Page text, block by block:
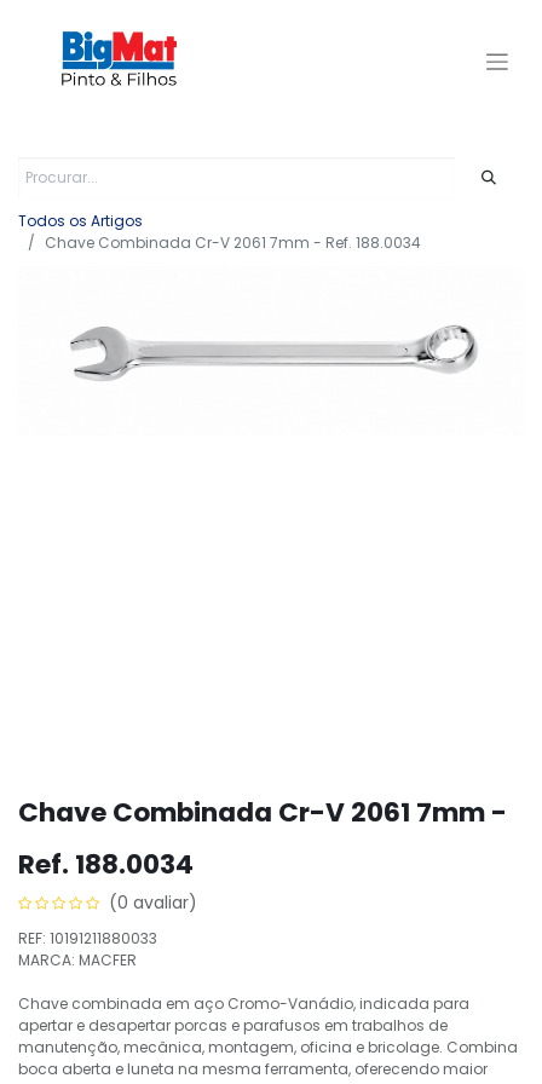
Todos os Artigos
Chave Combinada Cr-V 2061 7mm - Ref. 188.0034
Chave Combinada Cr-V 2061 7mm -
Ref. 188.0034
(0 avaliar)
REF: 10191211880033
MARCA: MACFER
Chave combinada em aço Cromo-Vanádio, indicada para
apertar e desapertar porcas e parafusos em trabalhos de
manutenção, mecânica, montagem, oficina e bricolage. Combina
boca aberta e luneta na mesma ferramenta, oferecendo maior